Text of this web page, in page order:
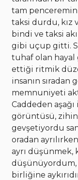
tam
taksi durdu, kız
bindi ve taksi
gibi uçup gitti.
tuhaf olan
ettiği ritmik
insanın
memnuniyeti
Caddeden
görüntüsü,
gevşetiyordu
oradan
ayrı
düşünüyordum,
birliğine